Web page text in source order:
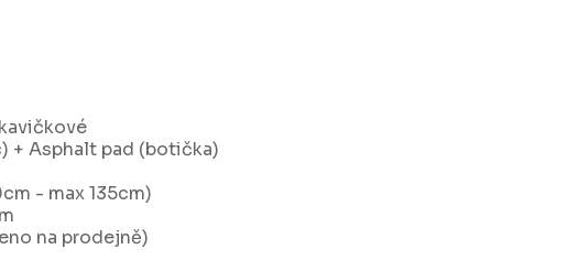
+ Asphalt pad (botička)
- max 135cm)
na prodejně)